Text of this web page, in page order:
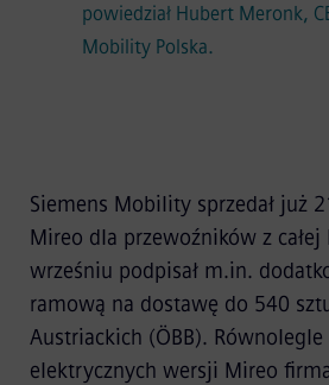
powiedział Hubert Meronk,
Mobility Polska.
Siemens Mobility sprzedał już
Mireo dla przewoźników z całej
wrześniu podpisał m.in.
ramową na dostawę do 540
Austriackich (ÖBB).
elektrycznych wersji Mireo